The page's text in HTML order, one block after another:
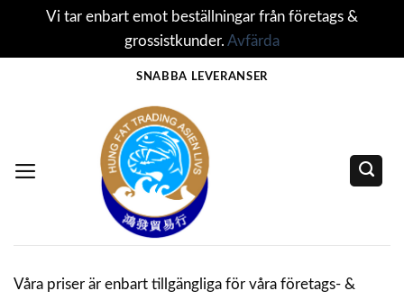
Vi tar enbart emot beställningar från företags &
grossistkunder. Avfärda
SNABBA LEVERANSER
Våra priser är enbart tillgängliga för våra företags- &